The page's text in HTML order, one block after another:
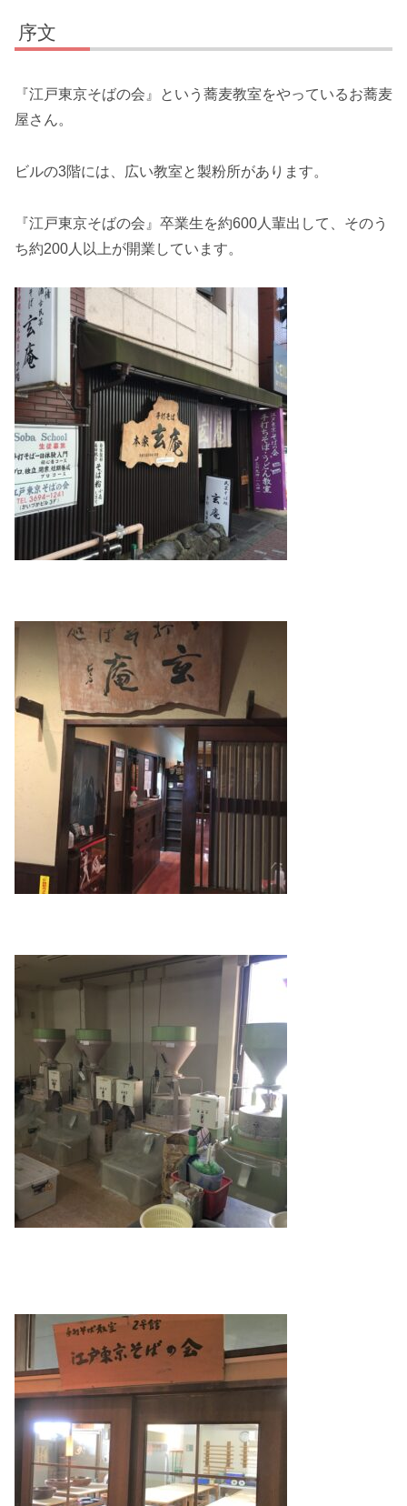
序文
『江戸東京そばの会』という蕎麦教室をやっているお蕎麦
屋さん。
ビルの3階には、広い教室と製粉所があります。
『江戸東京そばの会』卒業生を約600人輩出して、そのう
ち約200人以上が開業しています。